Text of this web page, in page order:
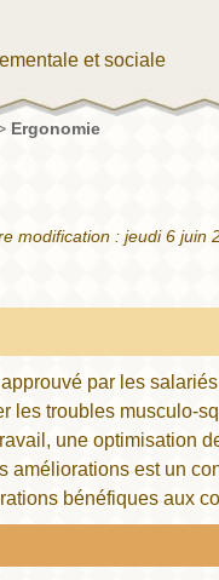
et sociale
Ergonomie
modification : jeudi 6 juin
par les
les troubles musculo-
une
améliorations est un
bénéfiques aux